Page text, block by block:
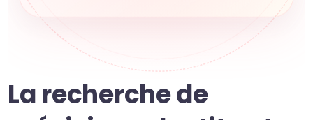
La recherche de